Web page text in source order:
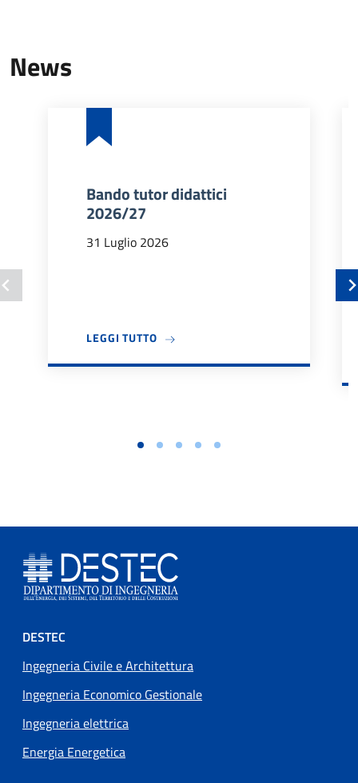
News
Bando tutor didattici
2026/27
31 Luglio 2026
LEGGI TUTTOA PROPOSITO DI BANDO TUTOR
Footer menu
DESTEC
Ingegneria Civile e Architettura
Ingegneria Economico Gestionale
Ingegneria elettrica
Energia Energetica